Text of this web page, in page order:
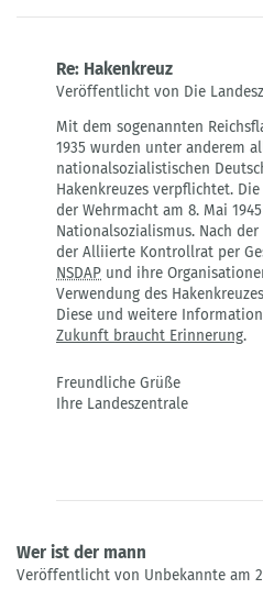
Re: Hakenkreuz
Veröffentlicht von Die
auf
Hakenkreuz
von
Hammer
Mit dem sogenannten
1935 wurden unter anderem
nationalsozialistischen
Hakenkreuzes verpflichtet.
der Wehrmacht am 8. Mai
Nationalsozialismus. Nach
der Alliierte Kontrollrat per
NSDAP und ihre
Verwendung des
Diese und weitere
Zukunft braucht Erinnerung.
Freundliche Grüße
Ihre Landeszentrale
Wer ist der mann
Veröffentlicht von Unbekannte am